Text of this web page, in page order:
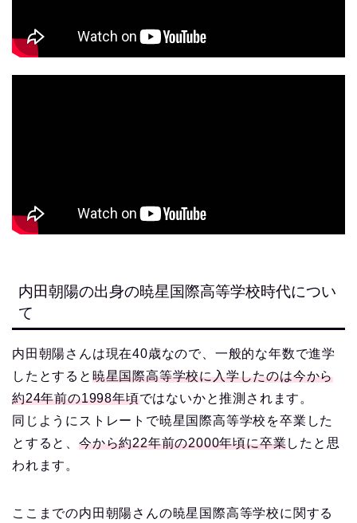
内田朝陽の出身の暁星国際高等学校時代につい
て
内田朝陽さんは現在40歳なので、一般的な年数で進学
したとすると 暁星国際高等学校に入学したのは今から
約24年前の1998年頃ではないかと推測されます。
同じようにストレートで暁星国際高等学校を卒業した
とすると、 今から約22年前の2000年頃に卒業したと思
われます。
ここまでの内田朝陽さんの暁星国際高等学校に関する